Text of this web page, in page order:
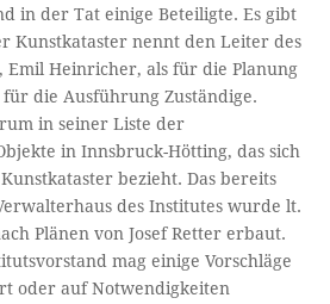
in der Tat einige Beteiligte. Es gibt
Kunstkataster nennt den Leiter des
Emil Heinricher, als für die Planung
die Ausführung Zuständige.
in seiner Liste der
in Innsbruck-Hötting, das sich
bezieht. Das bereits
des Institutes wurde lt.
Plänen von Josef Retter erbaut.
mag einige Vorschläge
oder auf Notwendigkeiten